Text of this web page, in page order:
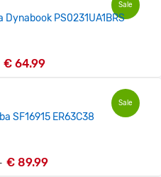
Sale
Dynabook PS0231UA1BRS
€ 64.99
Sale
SF16915 ER63C38
€ 89.99